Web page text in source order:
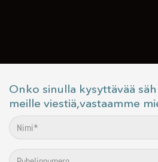
Onko sinulla kysyttävää
meille viestiä,vastaamme